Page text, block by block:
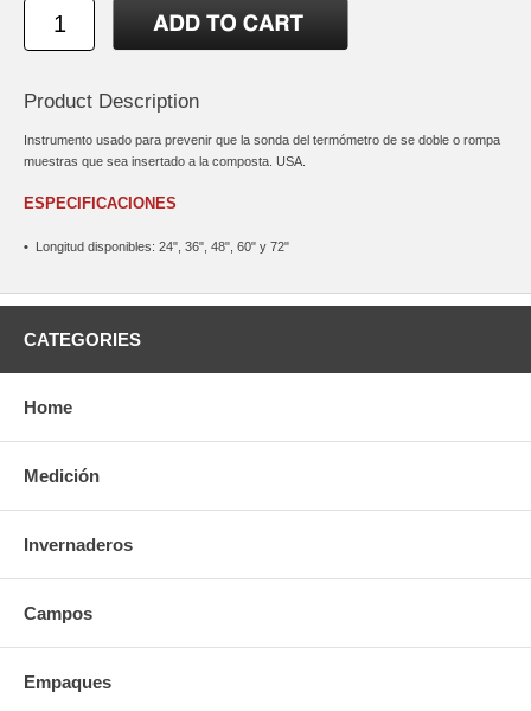
Product Description
Instrumento usado para prevenir que la sonda del termómetro de se doble o rompa
muestras que sea insertado a la composta. USA.
ESPECIFICACIONES
• Longitud disponibles: 24", 36", 48", 60" y 72"
CATEGORIES
Home
Medición
Invernaderos
Campos
Empaques